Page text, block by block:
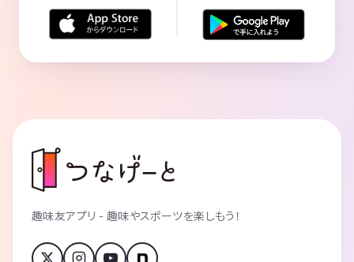
趣味友アプリ - 趣味やスポーツを楽しもう！